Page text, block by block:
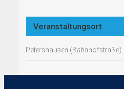
Veranstaltungsort
Petershausen (Bahnhofstraße)